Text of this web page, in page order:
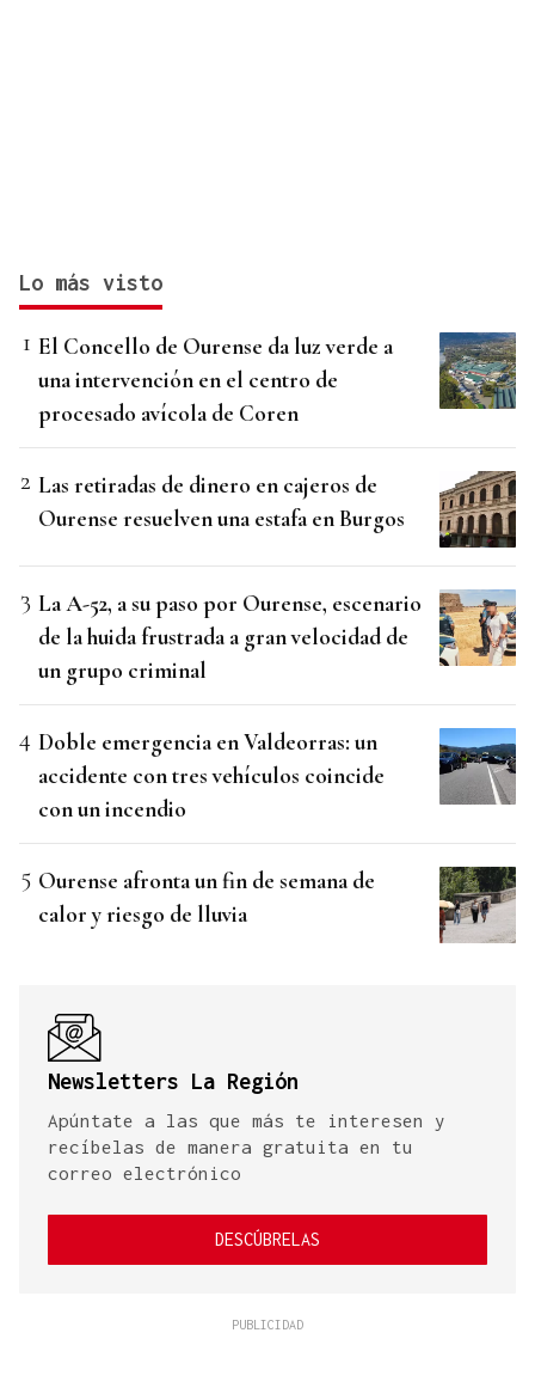
Lo más visto
El Concello de Ourense da luz verde a
una intervención en el centro de
procesado avícola de Coren
Las retiradas de dinero en cajeros de
Ourense resuelven una estafa en Burgos
La A-52, a su paso por Ourense, escenario
de la huida frustrada a gran velocidad de
un grupo criminal
Doble emergencia en Valdeorras: un
accidente con tres vehículos coincide
con un incendio
Ourense afronta un fin de semana de
calor y riesgo de lluvia
Newsletters La Región
Apúntate a las que más te interesen y
recíbelas de manera gratuita en tu
correo electrónico
DESCÚBRELAS